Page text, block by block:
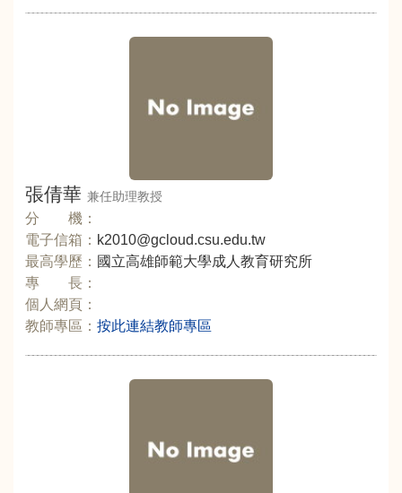
張倩華 兼任助理教授
分 機：
電子信箱： k2010@gcloud.csu.edu.tw
最高學歷： 國立高雄師範大學成人教育研究所
專 長：
個人網頁：
教師專區： 按此連結教師專區